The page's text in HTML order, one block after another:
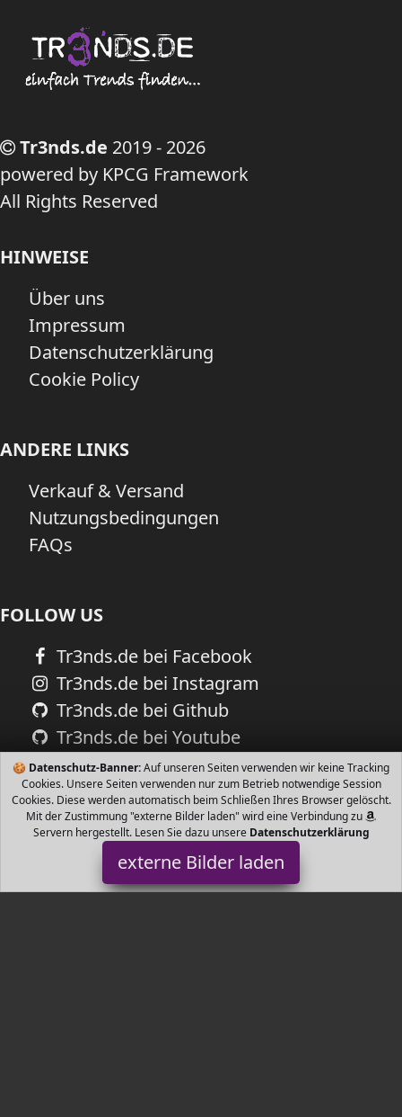
🍪 Datenschutz-Banner:Auf unseren Seiten verwenden wir keine Tracking
Cookies. Unsere Seiten verwenden nur zum Betrieb notwendige Session
Cookies. Diese werden automatisch beim Schließen Ihres Browser gelöscht.
Mit der Zustimmung "externe Bilder laden" wird eine Verbindung zu
Servern hergestellt. Lesen Sie dazu unsere Datenschutzerklärung
externe Bilder laden
Tr3nds.de 2019 - 2026
powered by KPCG Framework
All Rights Reserved
HINWEISE
Über uns
Impressum
Datenschutzerklärung
Cookie Policy
ANDERE LINKS
Verkauf & Versand
Nutzungsbedingungen
FAQs
FOLLOW US
Tr3nds.de bei Facebook
Tr3nds.de bei Instagram
Tr3nds.de bei Github
Tr3nds.de bei Youtube